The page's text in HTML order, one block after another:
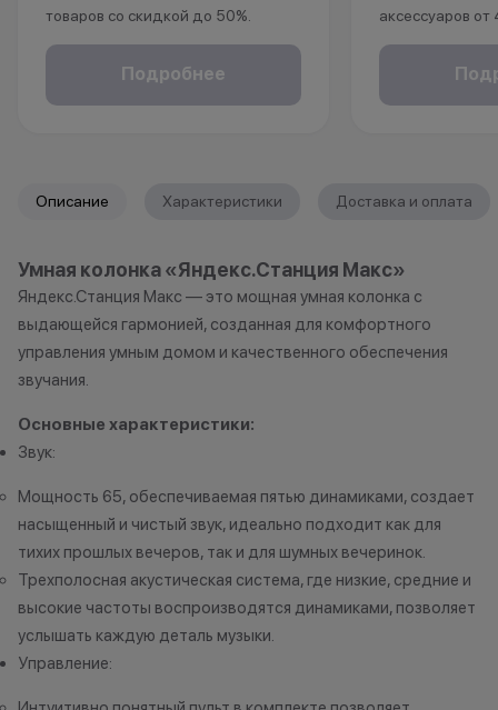
товаров со скидкой до 50%.
*Акция действует по адресу г.Уфа,
ул.Революционная 66
характер.
договора купли-продажи по
причинам (отсутствие товара,
нарушение правил акции, иные
обоснованные причины).
•Организатор (продавец) на свое
изменить условия акции в
одностороннем порядке.
Остались вопросы?
Напишите нам в
мессенджерах
Подробнее
аксессуаров
в подарок:
характер.
•Организатор
право отказать
договора
изменить
Описание Характеристики Доставка и оплата
Умная колонка «Яндекс.Станция Макс»
Яндекс.Станция Макс — это мощная умная колонка с
выдающейся гармонией, созданная для комфортного
управления умным домом и качественного обеспечения
звучания.
Основные характеристики:
Звук:
Мощность 65, обеспечиваемая пятью динамиками, создает
насыщенный и чистый звук, идеально подходит как для
тихих прошлых вечеров, так и для шумных вечеринок.
Трехполосная акустическая система, где низкие, средние и
высокие частоты воспроизводятся динамиками, позволяет
услышать каждую деталь музыки.
Управление: